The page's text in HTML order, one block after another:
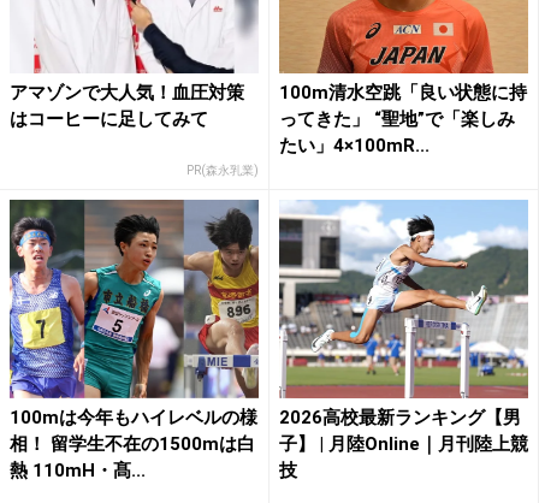
アマゾンで大人気！血圧対策
はコーヒーに足してみて
PR(森永乳業)
100m清水空跳「良い状態に持
ってきた」 “聖地”で「楽しみ
たい」4×100mR...
100mは今年もハイレベルの様
相！ 留学生不在の1500mは白
熱 110mH・髙...
2026高校最新ランキング【男
子】 | 月陸Online｜月刊陸上競
技